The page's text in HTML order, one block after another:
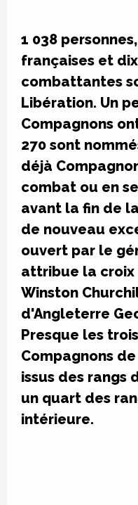
1 038
françaises et
combattantes
Libération. Un
Compagnons
270 sont
déjà
combat ou en
avant la fin de
de nouveau
ouvert par le
attribue la croix
Winston
d'Angleterre
Presque les
Compagnons
issus des rangs
un quart des
intérieure.